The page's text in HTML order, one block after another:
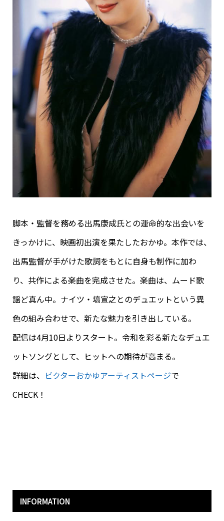
脚本・監督を務める出馬康成氏との運命的な出会いを
きっかけに、映画初出演を果たしたおかゆ。本作では、
出馬監督が手がけた歌詞をもとに自身も制作に加わ
り、共作による楽曲を完成させた。楽曲は、ムード歌
謡ど真ん中。ナイツ・塙宣之とのデュエットという異
色の組み合わせで、新たな魅力を引き出している。
配信は4月10日よりスタート。令和を彩る新たなデュエ
ットソングとして、ヒットへの期待が高まる。
詳細は、 ビクターおかゆアーティストページで
CHECK！
INFORMATION